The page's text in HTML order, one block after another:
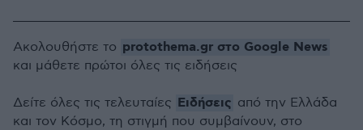
Ακολουθήστε το protothema.gr στο Google News
και μάθετε πρώτοι όλες τις ειδήσεις
Δείτε όλες τις τελευταίες Ειδήσεις από την Ελλάδα
και τον Κόσμο, τη στιγμή που συμβαίνουν, στο